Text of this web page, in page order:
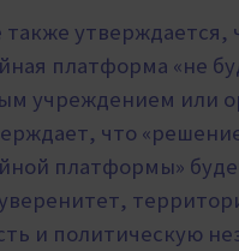
также утверждается,
платформа «не
учреждением или
что
платформы»
и политическую